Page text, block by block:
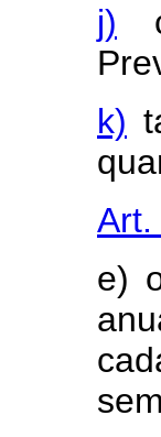
j)
k)
Art.
e)